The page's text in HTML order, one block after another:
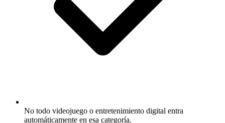
No todo videojuego o entretenimiento digital entra
automáticamente en esa categoría.